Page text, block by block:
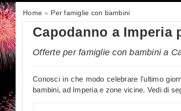
Home Per famiglie con bambini
Capodanno a Imperia
Offerte per famiglie con bambini a
Conosci in che modo celebrare l'ultimo
bambini, ad Imperia e zone vicine. Vedi di